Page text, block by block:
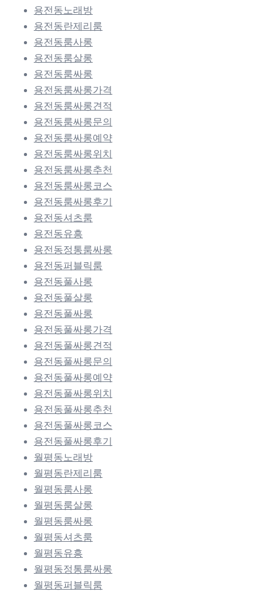
용전동노래방
용전동란제리룸
용전동룸사롱
용전동룸살롱
용전동룸싸롱
용전동룸싸롱가격
용전동룸싸롱견적
용전동룸싸롱문의
용전동룸싸롱예약
용전동룸싸롱위치
용전동룸싸롱추천
용전동룸싸롱코스
용전동룸싸롱후기
용전동셔츠룸
용전동유흥
용전동정통룸싸롱
용전동퍼블릭룸
용전동풀사롱
용전동풀살롱
용전동풀싸롱
용전동풀싸롱가격
용전동풀싸롱견적
용전동풀싸롱문의
용전동풀싸롱예약
용전동풀싸롱위치
용전동풀싸롱추천
용전동풀싸롱코스
용전동풀싸롱후기
월평동노래방
월평동란제리룸
월평동룸사롱
월평동룸살롱
월평동룸싸롱
월평동셔츠룸
월평동유흥
월평동정통룸싸롱
월평동퍼블릭룸